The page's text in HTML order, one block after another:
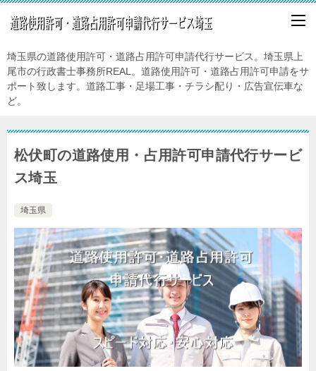
埼玉県の道路使用許可・道路占用許可申請代行サービス。埼玉県上
尾市の行政書士事務所REAL。道路使用許可・道路占用許可申請をサ
ポート致します。道路工事・足場工事・チラシ配り・広告宣伝車な
ど。
松伏町の道路使用・占用許可申請代行サービ
ス埼玉
埼玉県